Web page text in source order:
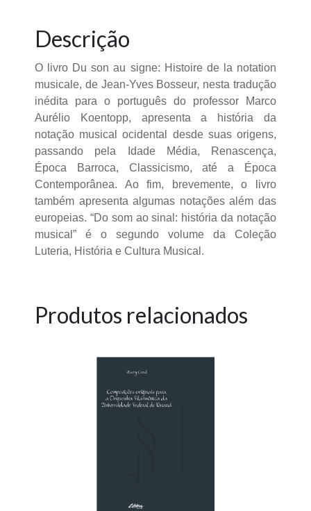
Descrição
O livro Du son au signe: Histoire de la notation
musicale, de Jean-Yves Bosseur, nesta tradução
inédita para o português do professor Marco
Aurélio Koentopp, apresenta a história da
notação musical ocidental desde suas origens,
passando pela Idade Média, Renascença,
Época Barroca, Classicismo, até a Época
Contemporânea. Ao fim, brevemente, o livro
também apresenta algumas notações além das
europeias. “Do som ao sinal: história da notação
musical” é o segundo volume da Coleção
Luteria, História e Cultura Musical.
Produtos relacionados